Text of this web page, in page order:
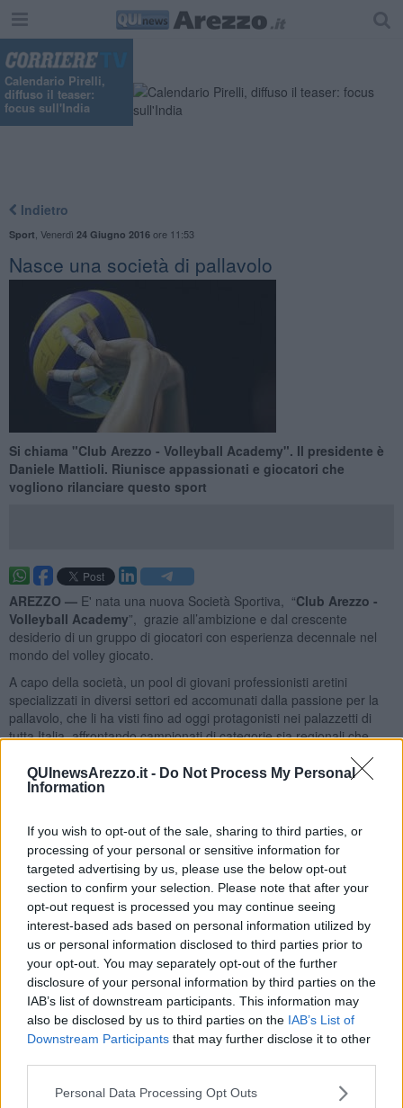
QUInewsArezzo.it - Do Not Process My Personal
Information
If you wish to opt-out of the sale, sharing to third parties, or
processing of your personal or sensitive information for
targeted advertising by us, please use the below opt-out
section to confirm your selection. Please note that after your
opt-out request is processed you may continue seeing
interest-based ads based on personal information utilized by
us or personal information disclosed to third parties prior to
your opt-out. You may separately opt-out of the further
disclosure of your personal information by third parties on the
IAB’s list of downstream participants. This information may
also be disclosed by us to third parties on the IAB’s List of
Downstream Participants that may further disclose it to other
Personal Data Processing Opt Outs
Calendario Pirelli,
diffuso il teaser:
focus sull'India
Indietro
Sport Venerdì 24 Giugno 2016ore 11:53
Nasce una società di pallavolo
Si chiama "Club Arezzo - Volleyball Academy". Il presidente è
Daniele Mattioli. Riunisce appassionati e giocatori che
vogliono rilanciare questo sport
AREZZO — E' nata una nuova Società Sportiva, “Club Arezzo -
Volleyball Academy”, grazie all’ambizione e dal crescente
desiderio di un gruppo di giocatori con esperienza decennale nel
mondo del volley giocato.
A capo della società, un pool di giovani professionisti aretini
specializzati in diversi settori ed accomunati dalla passione per la
pallavolo, che li ha visti fino ad oggi protagonisti nei palazzetti di
tutta Italia, affrontando campionati di categorie sia regionali che
nazionali. Loro daranno un' impronta tecnica ed organizzativa al
progetto, decisi a restituire alla città ed ai bambini di tutte le età la
loro esperienza nello sport e a rilanciare ai massimi livelli la
La Dirigenza delClub Arezzosarà composta dal Presidente
Daniele Mattioli, i due Vicepresidenti Stefano Maggini e Filippo
Scortecci ,che seguiranno rispettivamente il settore sportivo e la
parte commerciale/comunicativa, il tesoriere Riccardo Lazzerelli, il
segretario Lorenzo Secchi ed il Consigliere Enrico Naldini.
Gli obiettivi immediati sono quelli di realizzare unmodello di
società sportiva professionale ed efficiente, al fine di contribuire
alla crescita dei bambini e dei ragazzi attraverso proposte
educative e didattiche basate sulla conoscenza, l'insegnamento e
Si inizierà partecipando ad almeno un campionato di serie, vari